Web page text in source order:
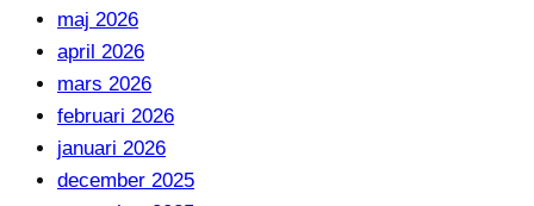
maj 2026
april 2026
mars 2026
februari 2026
januari 2026
december 2025